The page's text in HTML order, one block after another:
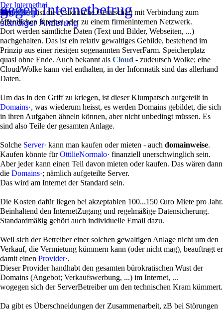
gegen Internetbetrug
Der Internethai
Unterliegt
ständiger Änderung
Aktuell
Erkenne
Polizei
!
URL
!
Zweck
Ursache
Muster
Fallen
Werben
Fälle
Empfehl
Reinfall
Market
Trend
Begriffe·
Wissen
Geschi..
Sichern
Blumen
Externe
?
Hilfe
?
Beispiele
Weitere
Impress
Begriffe·
Begriffe
EinServerist die fysikalische Gerätschaft mit Verbindung zum
öffentlichen Internet oder zu einem firmeninternen Netzwerk.
Dort werden sämtliche Daten (Text und Bilder, Webseiten, ...)
nachgehalten. Das ist ein relativ gewaltiges Gebilde, bestehend im
Prinzip aus einer riesigen sogenannten ServerFarm. Speicherplatz
quasi ohne Ende. Auch bekannt als Cloud - zudeutsch Wolke; eine
Cloud/Wolke kann viel enthalten, in der Informatik sind das allerhand
Daten.
Um das in den Griff zu kriegen, ist dieser Klumpatsch aufgeteilt in
Domains·, was wiederum heisst, es werden Domains gebildet, die sich
in ihren Aufgaben ähneln können, aber nicht unbedingt müssen. Es
sind also Teile der gesamten Anlage.
Solche Server· kann man kaufen oder mieten - auch domainweise.
Kaufen könnte fürOttilieNormalo· finanziell unerschwinglich sein.
Aber jeder kann einen Teil davon mieten oder kaufen. Das wären dann
die Domains·; nämlich aufgeteilte Server.
Das wird am Internet der Standard sein.
Die Kosten dafür liegen bei akzeptablen 100...150 €uro Miete pro Jahr.
Beinhaltend den InternetZugang und regelmäßige Datensicherung.
Standardmäßig gehört auch individuelle Email dazu.
Weil sich der Betreiber einer solchen gewaltigen Anlage nicht um den
Verkauf, die Vermietung kümmern kann (oder nicht mag), beauftragt er
damit einen Provider·.
Dieser Provider handhabt den gesamten bürokratischen Wust der
Domains (Angebot; Verkaufswerbung, ...) im Internet, ...
wogegen sich der ServerBetreiber um den technischen Kram kümmert.
Da gibt es Überschneidungen der Zusammenarbeit, zB bei Störungen
Internet
Domain
Provider
Server
Client
Router
DNS
Volumen
IPv4-
6
Protokoll
https
URL-
Link
Browser
E-
mail
SEO
Ports
Firmware
Antivirus